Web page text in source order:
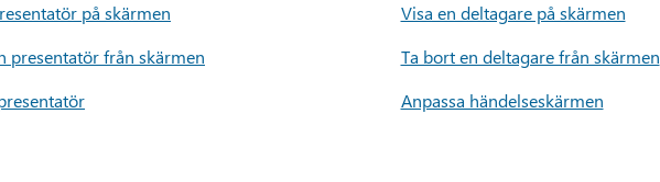
på skärmen
Visa en deltagare på skärmen
presentatör från skärmen
Ta bort en deltagare från skärmen
Anpassa händelseskärmen